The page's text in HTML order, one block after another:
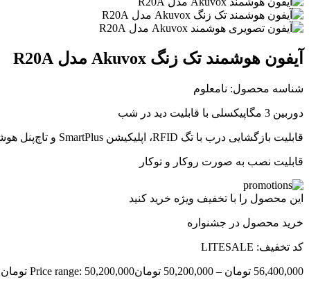
آیفون هوشمند تک زنگ Akuvox مدل R20A
شناسه محصول: نامعلوم
دوربین 3 مگاپیکسلی با قابلیت دید در شب
قابلیت بازگشایی درب با تگ RFID، اپلیکیشن SmartPlus و تاچ‌پنل هوشمند آکووکس یا آکوبلا
قابلیت نصب به صورت روکار و توکار
این محصول را با تخفیف ویژه خرید کنید
خرید محصول در جشنواره
کد تخفیف: LITESALE
56,400,000 تومان –
50,200,000 تومانPrice range: 50,200,000 تومان through 56,400,000 تومان